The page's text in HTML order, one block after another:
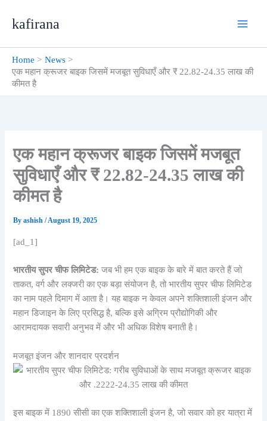
kafirana
Home
News
एक महान क्रूजर बाइक जिसमें मजबूत सुविधाएँ और ₹ 22.82-24.35 लाख की
कीमत है
एक महान क्रूजर बाइक जिसमें मजबूत
सुविधाएँ और ₹ 22.82-24.35 लाख की
कीमत है
Byashish/August 19, 2025
[ad_1]
भारतीय सुपर चीफ लिमिटेड: जब भी हम एक बाइक के बारे में बात करते हैं जो
ताकत, वर्ग और लक्जरी का एक बड़ा संयोजन है, तो भारतीय सुपर चीफ लिमिटेड
का नाम पहले दिमाग में आता है। यह बाइक न केवल अपने शक्तिशाली इंजन और
महान डिजाइन के लिए प्रसिद्ध है, बल्कि इसे अग्रिम प्रौद्योगिकी और
आरामदायक सवारी अनुभव में और भी अधिक विशेष बनाती है।
मजबूत इंजन और शानदार प्रदर्शन
इस बाइक में 1890 सीसी का एक शक्तिशाली इंजन है, जो सवार को हर यात्रा में